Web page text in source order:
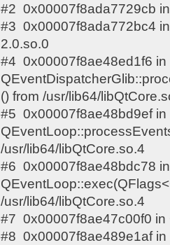
#2 0x00007f8ada7729cb
#3 0x00007f8ada772bc4
2.0.so.0
#4 0x00007f8ae48ed1f6 in
() from /usr/lib64/
#5 0x00007f8ae48bd9ef in
/usr/lib64/libQtCore.so.4
#6 0x00007f8ae48bdc78 in
/usr/lib64/libQtCore.so.4
#7 0x00007f8ae47c00f0 in
#8 0x00007f8ae489e1af in